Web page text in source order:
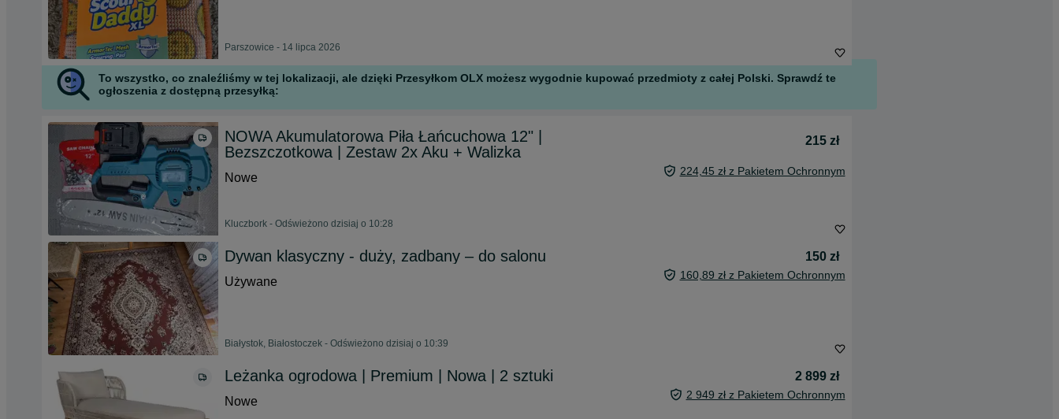
Parszowice - 14 lipca 2026
To wszystko, co znaleźliśmy w tej lokalizacji, ale dzięki Przesyłkom OLX możesz wygodnie kupować przedmioty z całej Polski. Sprawdź te
ogłoszenia z dostępną przesyłką:
NOWA Akumulatorowa Piła Łańcuchowa 12" |
Bezszczotkowa | Zestaw 2x Aku + Walizka
215 zł
Nowe 224,45 zł z Pakietem Ochronnym
Kluczbork - Odświeżono dzisiaj o 10:28
Dywan klasyczny - duży, zadbany – do salonu
150 zł
Używane
160,89 zł z Pakietem Ochronnym
Białystok, Białostoczek - Odświeżono dzisiaj o 10:39
Leżanka ogrodowa | Premium | Nowa | 2 sztuki
2 899 zł
Nowe
2 949 zł z Pakietem Ochronnym